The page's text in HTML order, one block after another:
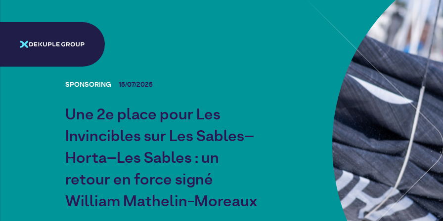
SPONSORING 15/07/2025
Une 2e place pour Les
Invincibles sur Les Sables–
Horta–Les Sables : un
retour en force signé
William Mathelin-Moreaux